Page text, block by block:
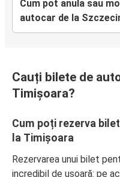
Cum pot anula sau
autocar de la
Cauți bilete de
Timișoara?
Cum poți rezerva
la Timișoara
Rezervarea unui bilet
incredibil de ușoară: pe